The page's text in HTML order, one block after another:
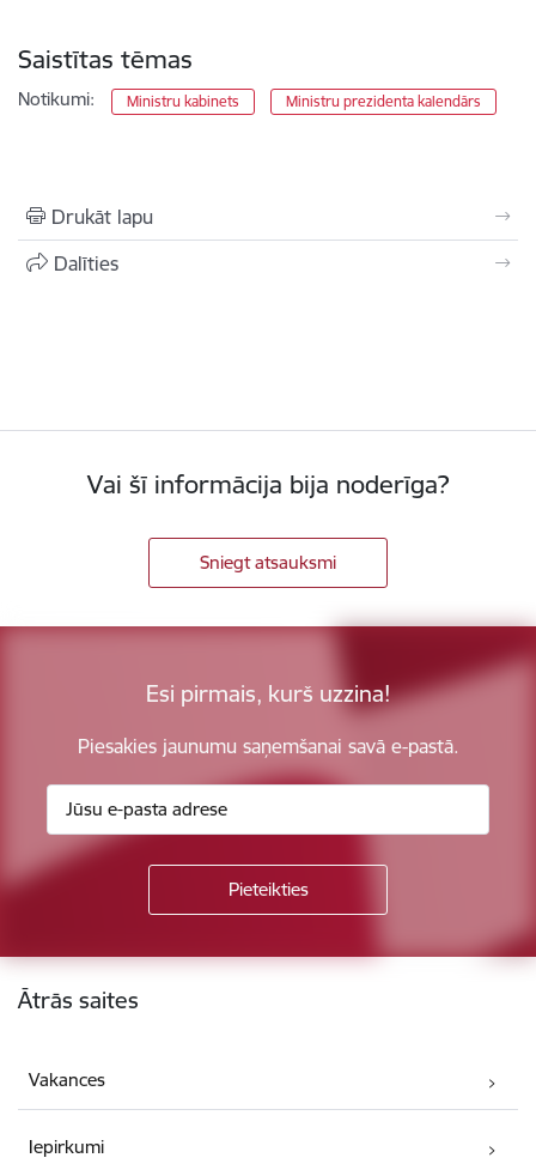
Saistītas tēmas
Notikumi: Ministru kabinets Ministru prezidenta kalendārs
Drukāt lapu
Dalīties
Vai šī informācija bija noderīga?
Sniegt atsauksmi
Esi pirmais, kurš uzzina!
Piesakies jaunumu saņemšanai savā e-pastā.
Kājene
Ātrās saites
Vakances
Iepirkumi